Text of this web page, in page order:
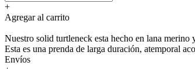
+
Agregar al carrito
Nuestro solid turtleneck esta hecho en lana
Esta es una prenda de larga duración, atemporal
Envíos